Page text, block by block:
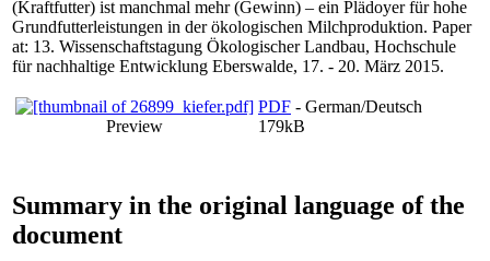
(Kraftfutter) ist manchmal mehr (Gewinn) – ein Plädoyer für hohe
Grundfutterleistungen in der ökologischen Milchproduktion. Paper
at: 13. Wissenschaftstagung Ökologischer Landbau, Hochschule
für nachhaltige Entwicklung Eberswalde, 17. - 20. März 2015.
Preview
PDF - German/Deutsch
179kB
Summary in the original language of the
document